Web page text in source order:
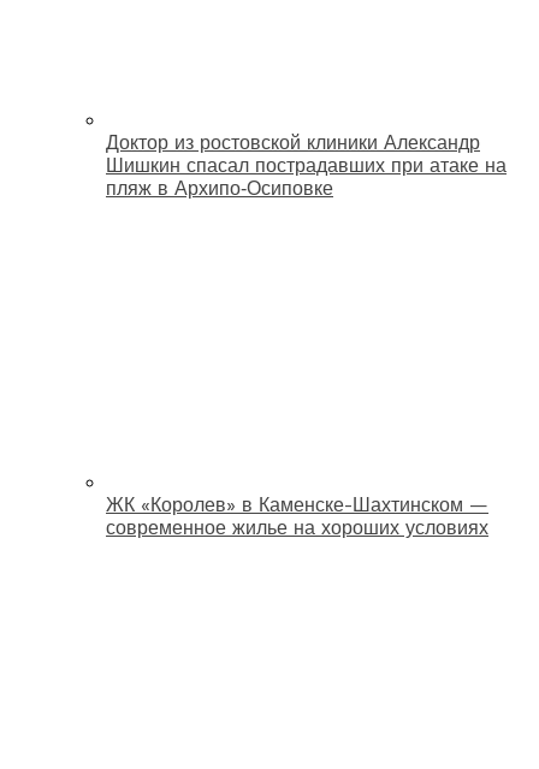
Доктор из ростовской клиники Александр
Шишкин спасал пострадавших при атаке на
пляж в Архипо‑Осиповке
ЖК «Королев» в Каменске-Шахтинском —
современное жилье на хороших условиях